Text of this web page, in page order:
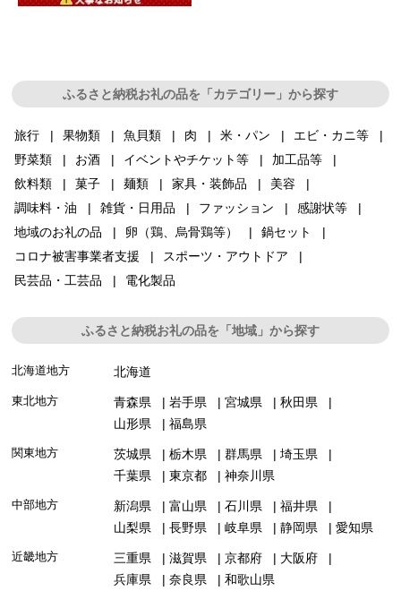
ふるさと納税お礼の品を「カテゴリー」から探す
旅行 果物類 魚貝類 肉 米・パン
エビ・カニ等
野菜類
お酒 イベントやチケット等
加工品等
飲料類
菓子 麺類 家具・装飾品
美容
調味料・油
雑貨・日用品 ファッション
感謝状等
地域のお礼の品
卵（鶏、烏骨鶏等）
鍋セット
コロナ被害事業者支援
スポーツ・アウトドア
民芸品・工芸品
電化製品
ふるさと納税お礼の品を「地域」から探す
北海道地方 北海道
東北地方 青森県 岩手県 宮城県
秋田県
山形県
福島県
関東地方 茨城県 栃木県 群馬県
埼玉県
千葉県
東京都 神奈川県
中部地方 新潟県 富山県 石川県
福井県
山梨県
長野県 岐阜県 静岡県 愛知県
近畿地方 三重県 滋賀県 京都府
大阪府
兵庫県
奈良県 和歌山県